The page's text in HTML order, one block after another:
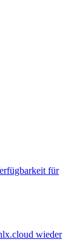
für
wieder